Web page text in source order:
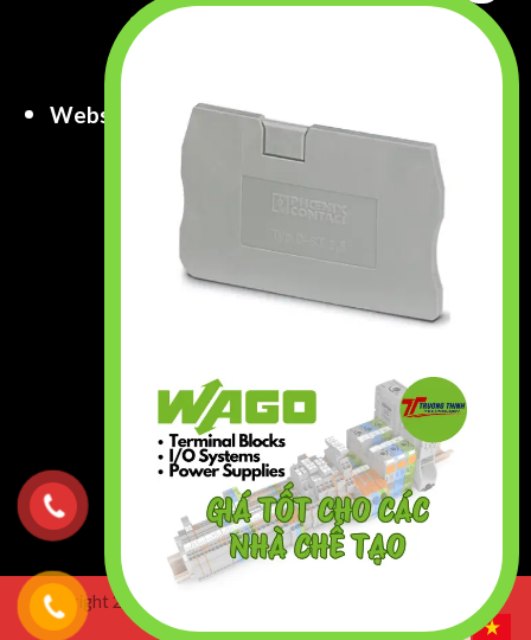
sales03@truongthinhtech.com
Website
www.truongthinhtech.com
www.components.com.vn
Copyright 2026 ©
Truong Thinh Technology & Engineering
Co.,Ltd. All right Reserved.